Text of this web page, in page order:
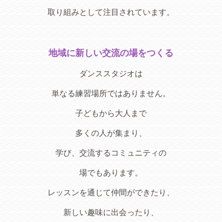
取り組みとして注目されています。
地域に新しい交流の場をつくる
ダンススタジオは
単なる練習場所ではありません。
子どもから大人まで
多くの人が集まり、
学び、交流するコミュニティの
場でもあります。
レッスンを通じて仲間ができたり、
新しい趣味に出会ったり、